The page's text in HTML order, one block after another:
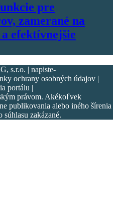
pre
zamerané na
efektívnejšie
s.r.o. | napiste-
ochrany osobných údajov |
portálu |
právom. Akékoľvek
publikovania alebo iného šírenia
súhlasu zakázané.